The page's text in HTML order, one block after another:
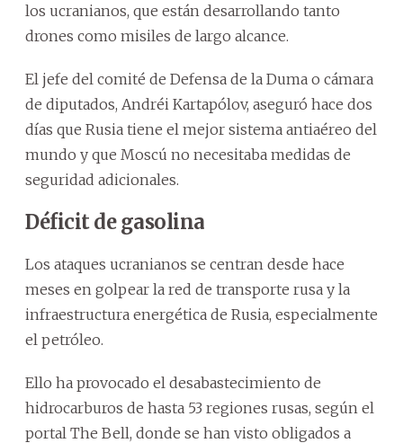
los ucranianos, que están desarrollando tanto
drones como misiles de largo alcance.
El jefe del comité de Defensa de la Duma o cámara
de diputados, Andréi Kartapólov, aseguró hace dos
días que Rusia tiene el mejor sistema antiaéreo del
mundo y que Moscú no necesitaba medidas de
seguridad adicionales.
Déficit de gasolina
Los ataques ucranianos se centran desde hace
meses en golpear la red de transporte rusa y la
infraestructura energética de Rusia, especialmente
el petróleo.
Ello ha provocado el desabastecimiento de
hidrocarburos de hasta 53 regiones rusas, según el
portal The Bell, donde se han visto obligados a